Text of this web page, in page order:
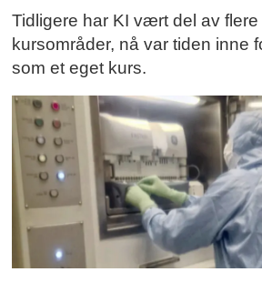
Tidligere har KI vært del av
kursområder, nå var tiden inne
som et eget kurs.